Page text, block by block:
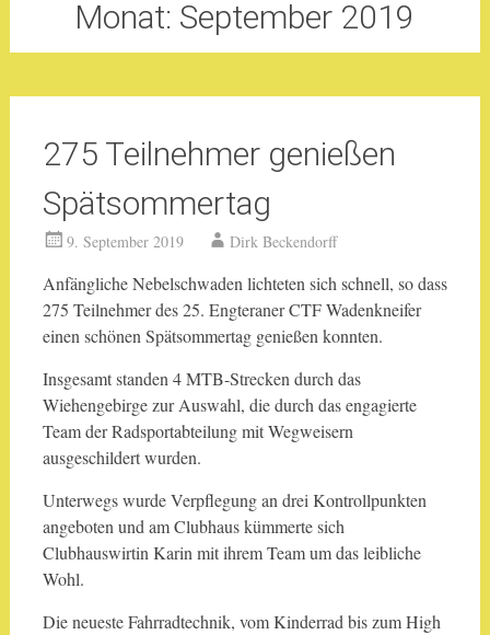
Monat: September 2019
275 Teilnehmer genießen
Spätsommertag
9. September 2019 Dirk Beckendorff
Anfängliche Nebelschwaden lichteten sich schnell, so dass
275 Teilnehmer des 25. Engteraner CTF Wadenkneifer
einen schönen Spätsommertag genießen konnten.
Insgesamt standen 4 MTB-Strecken durch das
Wiehengebirge zur Auswahl, die durch das engagierte
Team der Radsportabteilung mit Wegweisern
ausgeschildert wurden.
Unterwegs wurde Verpflegung an drei Kontrollpunkten
angeboten und am Clubhaus kümmerte sich
Clubhauswirtin Karin mit ihrem Team um das leibliche
Wohl.
Die neueste Fahrradtechnik, vom Kinderrad bis zum High